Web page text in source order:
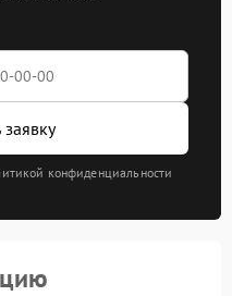
конфиденциальности